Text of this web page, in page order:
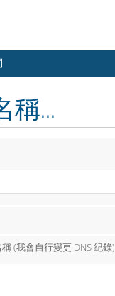
稱...
(我會自行變更 DNS 紀錄)